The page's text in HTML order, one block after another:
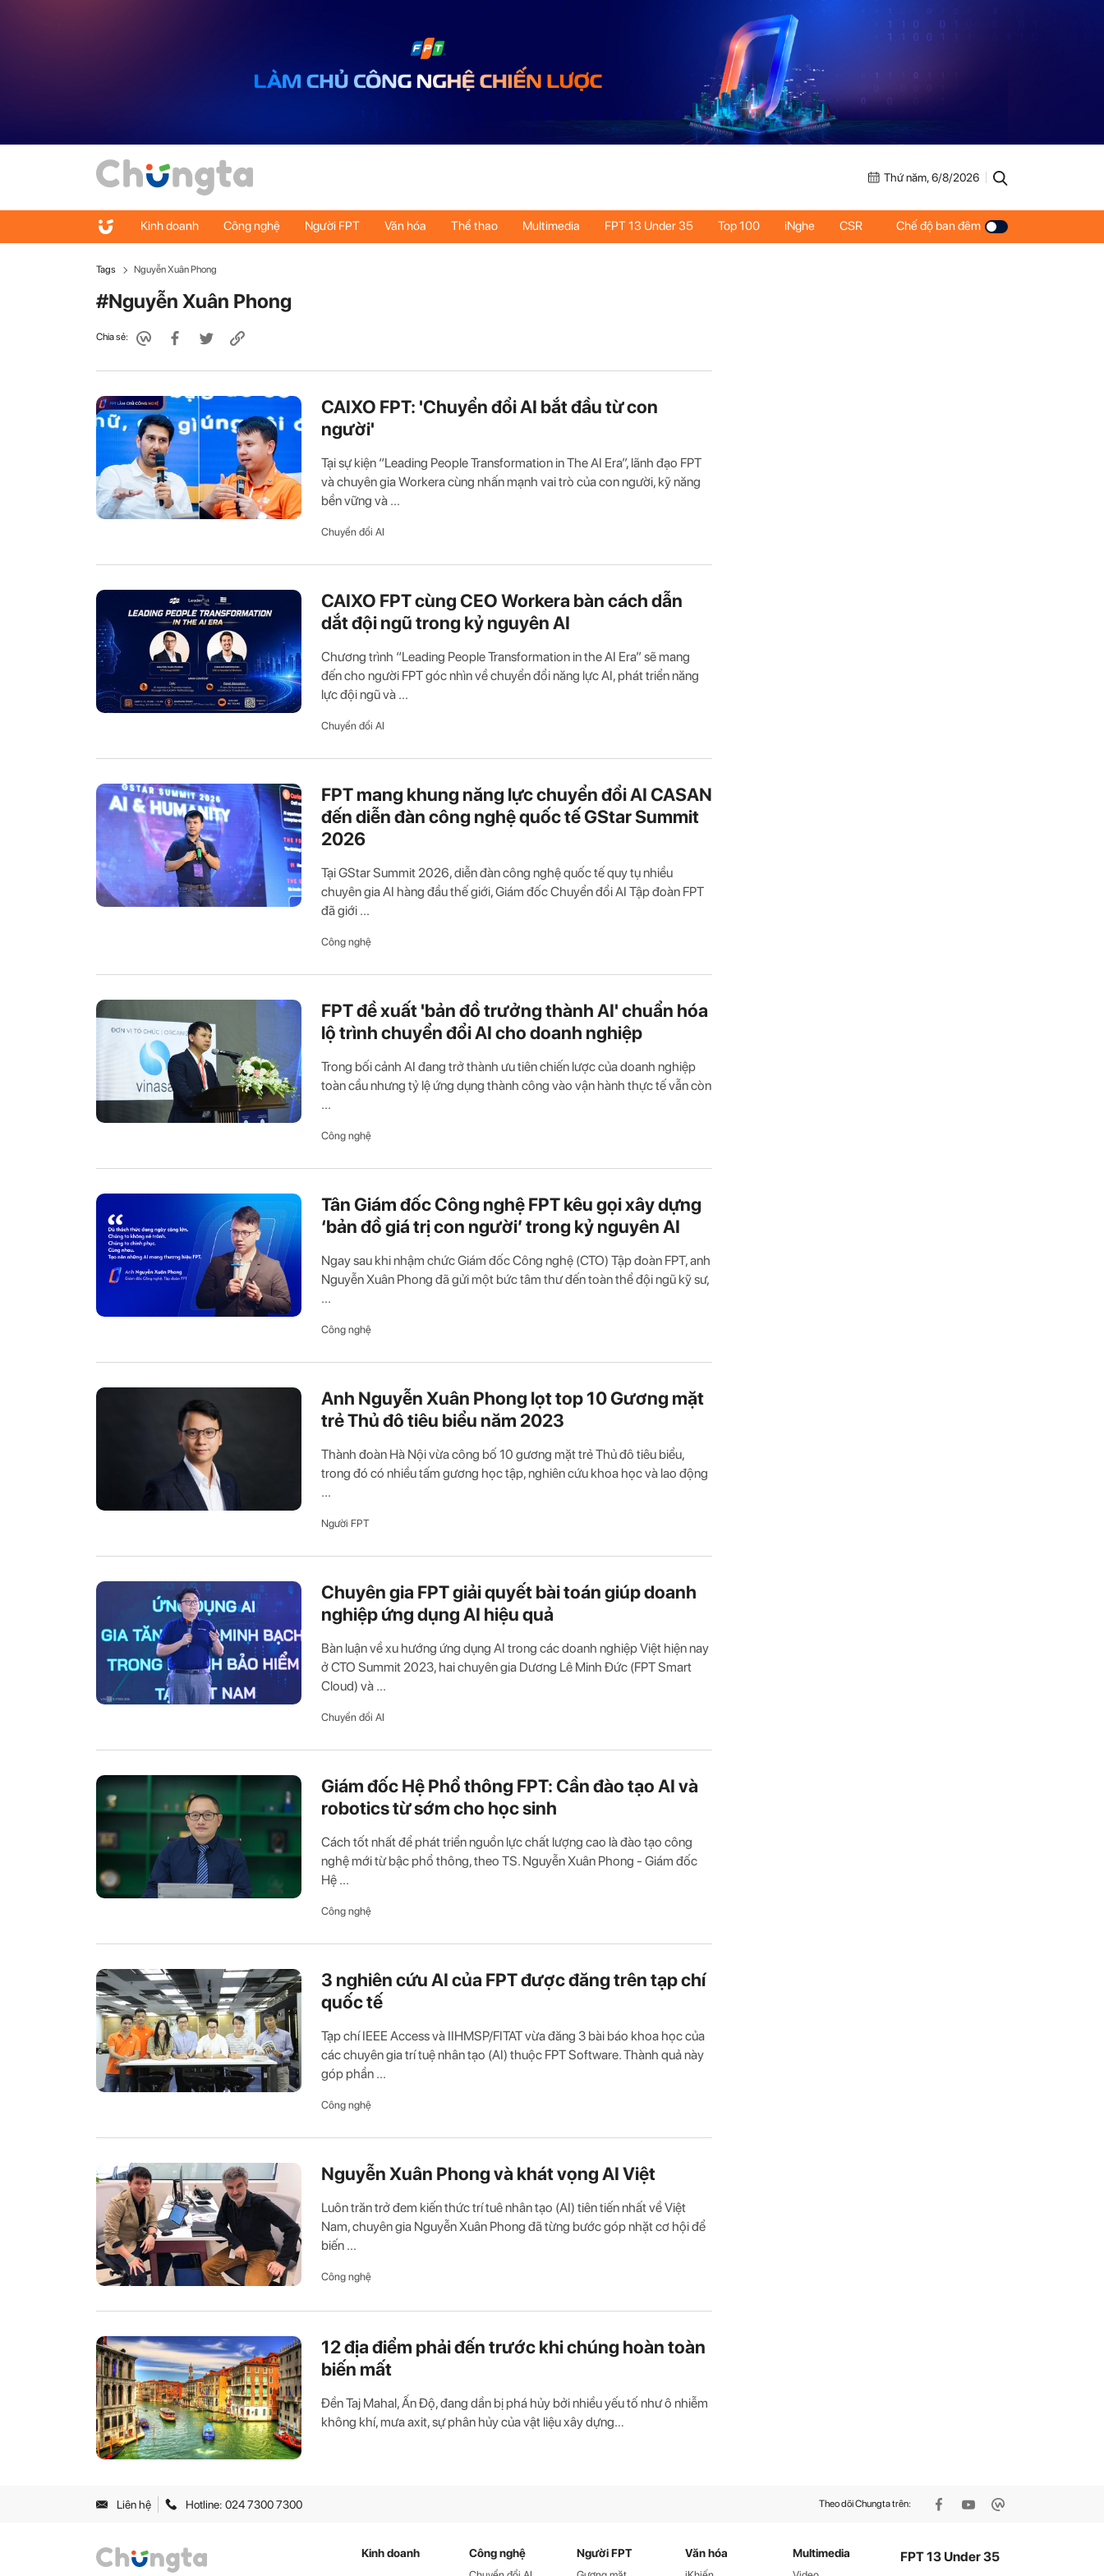
Thứ năm, 6/8/2026
Kinh doanh Công nghệ Người FPT Văn hóa Thể thao Multimedia FPT 13 Under 35 Top 100 iNghe CSR Chế độ ban đêm
Tags Nguyễn Xuân Phong
#Nguyễn Xuân Phong
Chia sẻ:
CAIXO FPT: 'Chuyển đổi AI bắt đầu từ con
người'
Tại sự kiện “Leading People Transformation in The AI Era”, lãnh đạo FPT
và chuyên gia Workera cùng nhấn mạnh vai trò của con người, kỹ năng
bền vững và ...
Chuyển đổi AI
CAIXO FPT cùng CEO Workera bàn cách dẫn
dắt đội ngũ trong kỷ nguyên AI
Chương trình “Leading People Transformation in the AI Era” sẽ mang
đến cho người FPT góc nhìn về chuyển đổi năng lực AI, phát triển năng
lực đội ngũ và ...
Chuyển đổi AI
FPT mang khung năng lực chuyển đổi AI CASAN
đến diễn đàn công nghệ quốc tế GStar Summit
2026
Tại GStar Summit 2026, diễn đàn công nghệ quốc tế quy tụ nhiều
chuyên gia AI hàng đầu thế giới, Giám đốc Chuyển đổi AI Tập đoàn FPT
đã giới ...
Công nghệ
FPT đề xuất 'bản đồ trưởng thành AI' chuẩn hóa
lộ trình chuyển đổi AI cho doanh nghiệp
Trong bối cảnh AI đang trở thành ưu tiên chiến lược của doanh nghiệp
toàn cầu nhưng tỷ lệ ứng dụng thành công vào vận hành thực tế vẫn còn
...
Công nghệ
Tân Giám đốc Công nghệ FPT kêu gọi xây dựng
‘bản đồ giá trị con người’ trong kỷ nguyên AI
Ngay sau khi nhậm chức Giám đốc Công nghệ (CTO) Tập đoàn FPT, anh
Nguyễn Xuân Phong đã gửi một bức tâm thư đến toàn thể đội ngũ kỹ sư,
...
Công nghệ
Anh Nguyễn Xuân Phong lọt top 10 Gương mặt
trẻ Thủ đô tiêu biểu năm 2023
Thành đoàn Hà Nội vừa công bố 10 gương mặt trẻ Thủ đô tiêu biểu,
trong đó có nhiều tấm gương học tập, nghiên cứu khoa học và lao động
...
Người FPT
Chuyên gia FPT giải quyết bài toán giúp doanh
nghiệp ứng dụng AI hiệu quả
Bàn luận về xu hướng ứng dụng AI trong các doanh nghiệp Việt hiện nay
ở CTO Summit 2023, hai chuyên gia Dương Lê Minh Đức (FPT Smart
Cloud) và ...
Chuyển đổi AI
Giám đốc Hệ Phổ thông FPT: Cần đào tạo AI và
robotics từ sớm cho học sinh
Cách tốt nhất để phát triển nguồn lực chất lượng cao là đào tạo công
nghệ mới từ bậc phổ thông, theo TS. Nguyễn Xuân Phong - Giám đốc
Hệ ...
Công nghệ
3 nghiên cứu AI của FPT được đăng trên tạp chí
quốc tế
Tạp chí IEEE Access và IIHMSP/FITAT vừa đăng 3 bài báo khoa học của
các chuyên gia trí tuệ nhân tạo (AI) thuộc FPT Software. Thành quả này
góp phần ...
Công nghệ
Nguyễn Xuân Phong và khát vọng AI Việt
Luôn trăn trở đem kiến thức trí tuê nhân tạo (AI) tiên tiến nhất về Việt
Nam, chuyên gia Nguyễn Xuân Phong đã từng bước góp nhặt cơ hội để
biến ...
Công nghệ
12 địa điểm phải đến trước khi chúng hoàn toàn
biến mất
Đền Taj Mahal, Ấn Độ, đang dần bị phá hủy bởi nhiều yếu tố như ô nhiễm
không khí, mưa axit, sự phân hủy của vật liệu xây dựng…
Liên hệ Hotline: 024 7300 7300 Theo dõi Chungta trên:
Kinh doanh Công nghệ Người FPT Văn hóa Multimedia FPT 13 Under 35